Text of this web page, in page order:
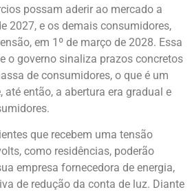
possam aderir ao mercado a
2027, e os demais consumidores,
em 1º de março de 2028. Essa
o governo sinaliza prazos concretos
de consumidores, o que é um
até então, a abertura era gradual e
que recebem uma tensão
como residências, poderão
empresa fornecedora de energia,
de redução da conta de luz. Diante